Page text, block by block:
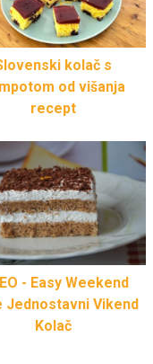
kolač s
od višanja
recept
- Easy Weekend
Jednostavni Vikend
Kolač